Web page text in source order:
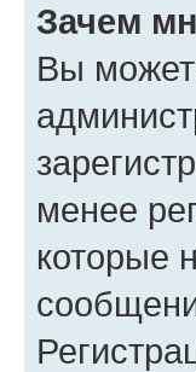
Зачем
Вы
менее
которые